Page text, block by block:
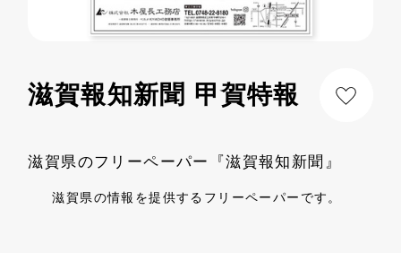
滋賀報知新聞 甲賀特報
滋賀県のフリーペーパー『滋賀報知新聞』
滋賀県の情報を提供するフリーペーパーです。